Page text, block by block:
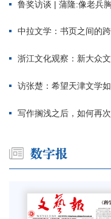
鲁奖访谈 | 蒲隆:像老兵
中拉文学：书页之间的
浙江文化观察：新大众
访张楚：希望天津文学
写作搁浅之后，如何再